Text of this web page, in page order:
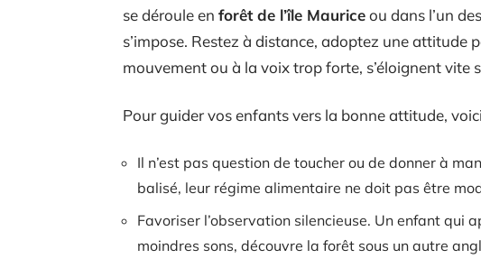
se déroule en forêt de l’île Mauriceou dans l’un des
s’impose. Restez à distance, adoptez une attitude
mouvement ou à la voix trop forte, s’éloignent vite
Pour guider vos enfants vers la bonne attitude,
Il n’est pas question de toucher ou de donner à
balisé, leur régime alimentaire ne doit pas être
Favoriser l’observation silencieuse. Un enfant qui
moindres sons, découvre la forêt sous un autre